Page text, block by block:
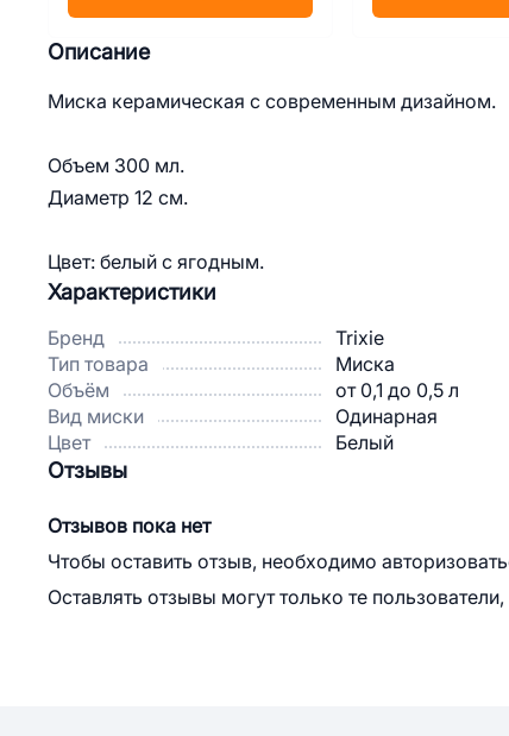
Описание
Миска керамическая с современным дизайном.
Объем 300 мл.
Диаметр 12 см.
Цвет: белый с ягодным.
Характеристики
Бренд
Trixie
Тип товара
Миска
Объём
от 0,1 до 0,5 л
Вид миски
Одинарная
Цвет
Белый
Отзывы
Отзывов пока нет
Чтобы оставить отзыв, необходимо
Оставлять отзывы могут только те